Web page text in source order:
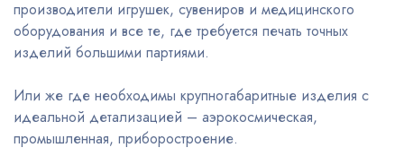
производители игрушек, сувениров и медицинского
оборудования и все те, где требуется печать точных
изделий большими партиями.
Или же где необходимы крупногабаритные изделия с
идеальной детализацией – аэрокосмическая,
промышленная, приборостроение.